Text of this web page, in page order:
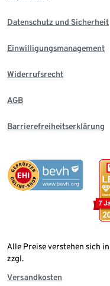
Datenschutz und Sicherheit
Einwilligungsmanagement
Widerrufsrecht
AGB
Barrierefreiheitserklärung
Alle Preise verstehen sich
zzgl.
Versandkosten